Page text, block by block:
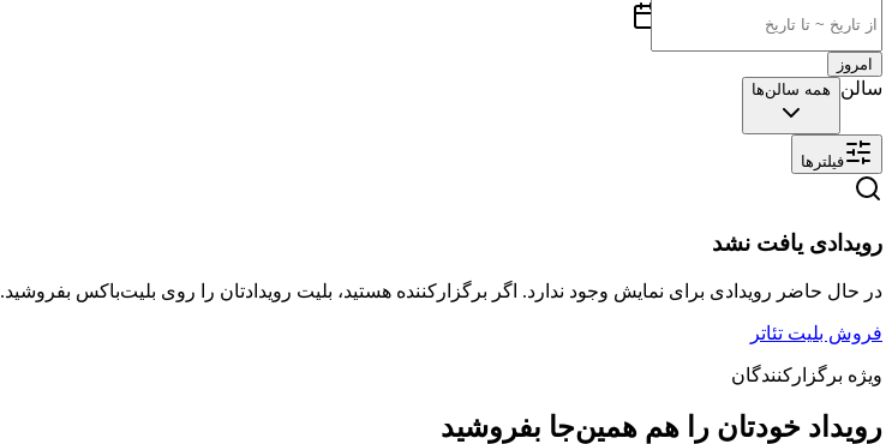
امروز
سالن همه سالن‌ها
فیلترها
رویدادی یافت نشد
در حال حاضر رویدادی برای نمایش وجود ندارد. اگر برگزارکننده هستید، بلیت رویدادتان را روی بلیت‌باکس بفروشید.
فروش بلیت تئاتر
ویژه برگزارکنندگان
رویداد خودتان را هم همین‌جا بفروشید